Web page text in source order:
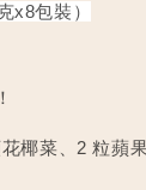
x8包裝）
椰菜、2 粒蘋